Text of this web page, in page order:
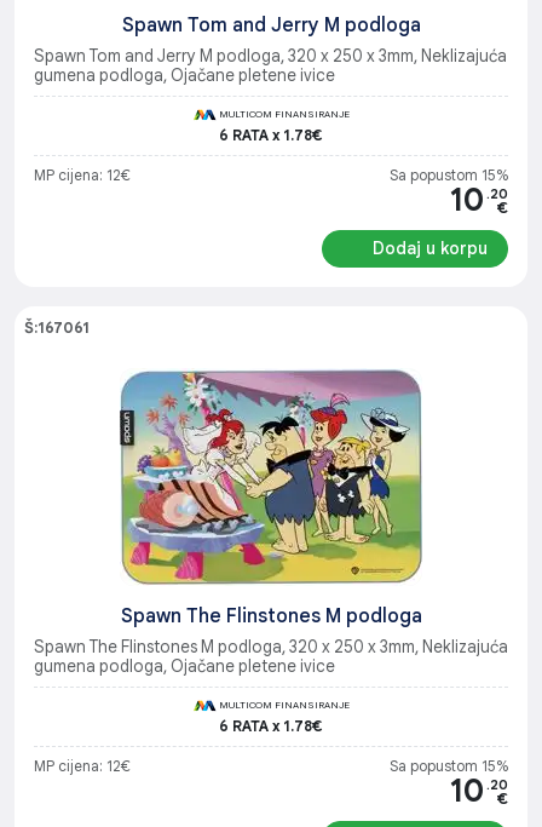
Spawn Tom and Jerry M podloga
Spawn Tom and Jerry M podloga, 320 x 250 x 3mm, Neklizajuća
gumena podloga, Ojačane pletene ivice
MULTICOM FINANSIRANJE
6 RATA x 1.78€
MP cijena: 12€ Sa popustom 15%
10 .20
€
Dodaj u korpu
Š:167061
Spawn The Flinstones M podloga
Spawn The Flinstones M podloga, 320 x 250 x 3mm, Neklizajuća
gumena podloga, Ojačane pletene ivice
MULTICOM FINANSIRANJE
6 RATA x 1.78€
MP cijena: 12€ Sa popustom 15%
10 .20
€